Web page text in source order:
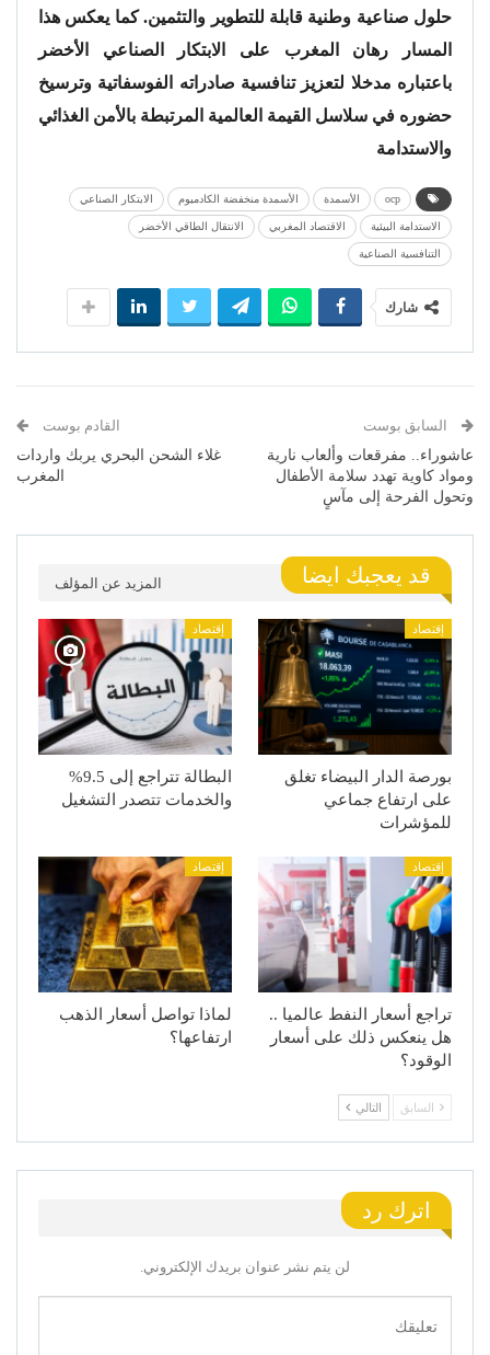
حلول صناعية وطنية قابلة للتطوير والتثمين. كما يعكس هذا
المسار رهان المغرب على الابتكار الصناعي الأخضر
باعتباره مدخلا لتعزيز تنافسية صادراته الفوسفاتية وترسيخ
حضوره في سلاسل القيمة العالمية المرتبطة بالأمن الغذائي
والاستدامة
ocp الأسمدة الأسمدة منخفضة الكادميوم الابتكار الصناعي
الاستدامة البيئية الاقتصاد المغربي الانتقال الطاقي الأخضر
التنافسية الصناعية
شارك
السابق بوست
عاشوراء.. مفرقعات وألعاب نارية
ومواد كاوية تهدد سلامة الأطفال
وتحول الفرحة إلى مآسٍ
القادم بوست
غلاء الشحن البحري يربك واردات
المغرب
قد يعجبك ايضا المزيد عن المؤلف
إقتصاد
بورصة الدار البيضاء تغلق
على ارتفاع جماعي
للمؤشرات
إقتصاد
البطالة تتراجع إلى 9.5%
والخدمات تتصدر التشغيل
إقتصاد
تراجع أسعار النفط عالميا ..
هل ينعكس ذلك على أسعار
الوقود؟
إقتصاد
لماذا تواصل أسعار الذهب
ارتفاعها؟
السابق التالي
اترك رد
لن يتم نشر عنوان بريدك الإلكتروني.